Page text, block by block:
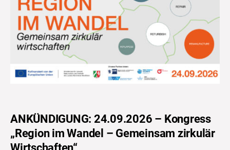
ANKÜNDIGUNG: 24.09.2026 – Kongress
„Region im Wandel – Gemeinsam zirkulär